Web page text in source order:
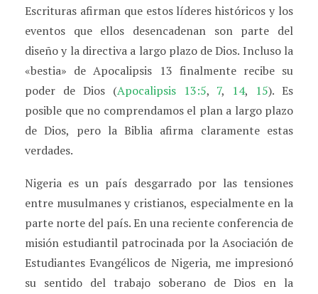
Escrituras afirman que estos líderes históricos y los
eventos que ellos desencadenan son parte del
diseño y la directiva a largo plazo de Dios. Incluso la
«bestia» de Apocalipsis 13 finalmente recibe su
poder de Dios (Apocalipsis 13:5, 7, 14, 15). Es
posible que no comprendamos el plan a largo plazo
de Dios, pero la Biblia afirma claramente estas
verdades.
Nigeria es un país desgarrado por las tensiones
entre musulmanes y cristianos, especialmente en la
parte norte del país. En una reciente conferencia de
misión estudiantil patrocinada por la Asociación de
Estudiantes Evangélicos de Nigeria, me impresionó
su sentido del trabajo soberano de Dios en la